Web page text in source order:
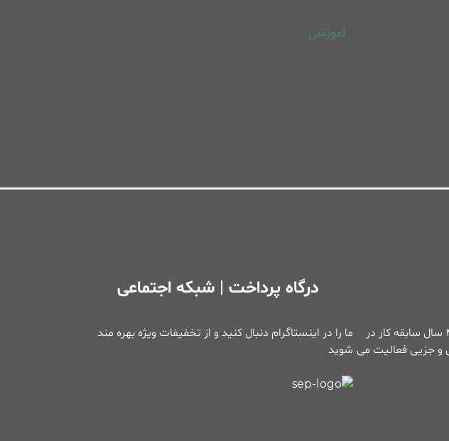
آموزشی
فروشگاه الکترونیک مودت با بیش از ۴۰ سال سابقه کار در
و جزیی فعالیت می
درگاه پرداخت | شبکه اجتماعی
ما را در اینستاگرام دنبال کنید و از تخفیفات ویژه بهره مند
شوید